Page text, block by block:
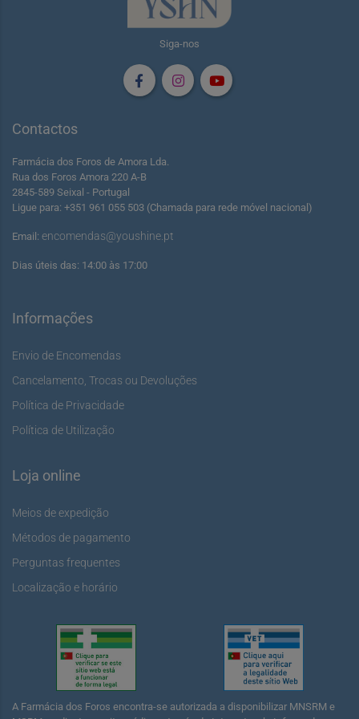
Siga-nos
Contactos
Farmácia dos Foros de Amora Lda.
Rua dos Foros Amora 220 A-B
2845-589 Seixal - Portugal
Ligue para: +351 961 055 503 (Chamada para rede móvel nacional)
Email: encomendas@youshine.pt
Dias úteis das: 14:00 às 17:00
Informações
Envio de Encomendas
Cancelamento, Trocas ou Devoluções
Política de Privacidade
Política de Utilização
Loja online
Meios de expedição
Métodos de pagamento
Perguntas frequentes
Localização e horário
A Farmácia dos Foros encontra-se autorizada a disponibilizar MNSRM e